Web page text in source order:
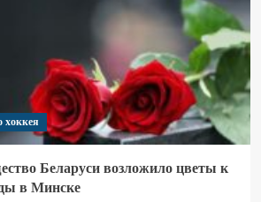
хоккея
Беларуси возложило цветы к
в Минске